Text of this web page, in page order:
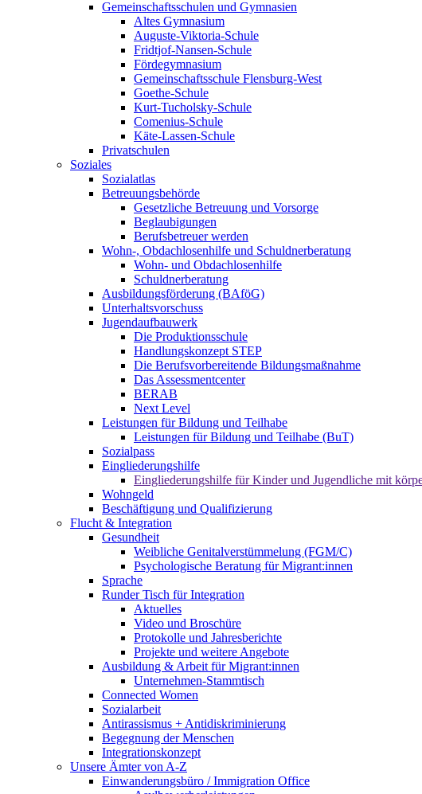
Gemeinschaftsschulen und Gymnasien
Altes Gymnasium
Auguste-Viktoria-Schule
Fridtjof-Nansen-Schule
Fördegymnasium
Gemeinschaftsschule Flensburg-West
Goethe-Schule
Kurt-Tucholsky-Schule
Comenius-Schule
Käte-Lassen-Schule
Privatschulen
Soziales
Sozialatlas
Betreuungsbehörde
Gesetzliche Betreuung und Vorsorge
Beglaubigungen
Berufsbetreuer werden
Wohn-, Obdachlosenhilfe und Schuldnerberatung
Wohn- und Obdachlosenhilfe
Schuldnerberatung
Ausbildungsförderung (BAföG)
Unterhaltsvorschuss
Jugendaufbauwerk
Die Produktionsschule
Handlungskonzept STEP
Die Berufsvorbereitende Bildungsmaßnahme
Das Assessmentcenter
BERAB
Next Level
Leistungen für Bildung und Teilhabe
Leistungen für Bildung und Teilhabe (BuT)
Sozialpass
Eingliederungshilfe
Eingliederungshilfe für Kinder und Jugendliche mit
Wohngeld
Beschäftigung und Qualifizierung
Flucht & Integration
Gesundheit
Weibliche Genitalverstümmelung (FGM/C)
Psychologische Beratung für Migrant:innen
Sprache
Runder Tisch für Integration
Aktuelles
Video und Broschüre
Protokolle und Jahresberichte
Projekte und weitere Angebote
Ausbildung & Arbeit für Migrant:innen
Unternehmen-Stammtisch
Connected Women
Sozialarbeit
Antirassismus + Antidiskriminierung
Begegnung der Menschen
Integrationskonzept
Unsere Ämter von A-Z
Einwanderungsbüro / Immigration Office